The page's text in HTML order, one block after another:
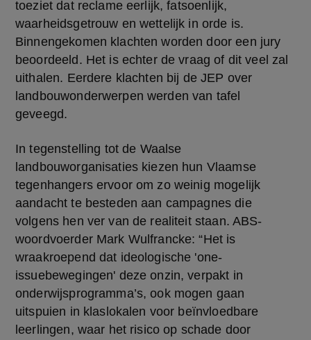
toeziet dat reclame eerlijk, fatsoenlijk,
waarheidsgetrouw en wettelijk in orde is.
Binnengekomen klachten worden door een jury
beoordeeld. Het is echter de vraag of dit veel zal
uithalen. Eerdere klachten bij de JEP over
landbouwonderwerpen werden van tafel
geveegd.
In tegenstelling tot de Waalse
landbouworganisaties kiezen hun Vlaamse
tegenhangers ervoor om zo weinig mogelijk
aandacht te besteden aan campagnes die
volgens hen ver van de realiteit staan. ABS-
woordvoerder Mark Wulfrancke: “Het is
wraakroepend dat ideologische 'one-
issuebewegingen' deze onzin, verpakt in
onderwijsprogramma’s, ook mogen gaan
uitspuien in klaslokalen voor beïnvloedbare
leerlingen, waar het risico op schade door